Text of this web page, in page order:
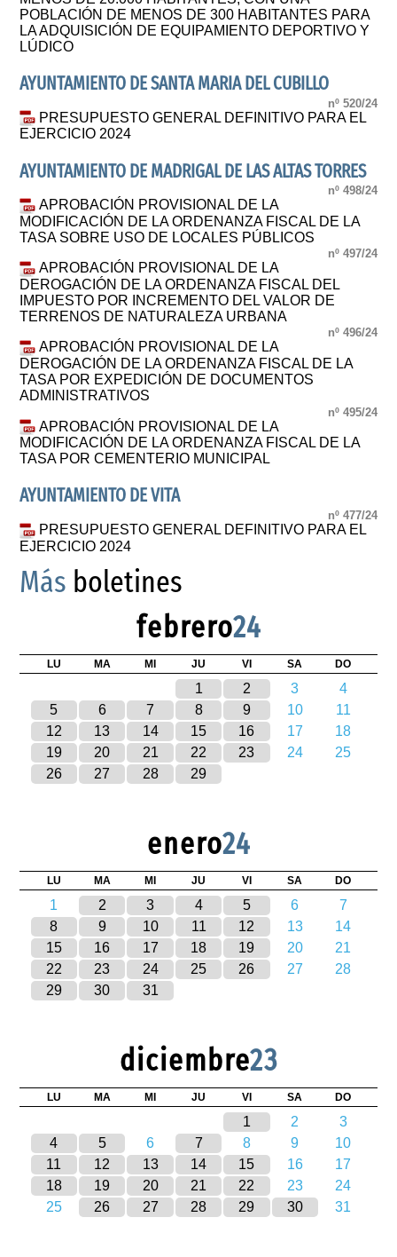
POBLACIÓN DE MENOS DE 300 HABITANTES PARA
LA ADQUISICIÓN DE EQUIPAMIENTO DEPORTIVO Y
LÚDICO
AYUNTAMIENTO DE SANTA MARIA DEL CUBILLO
nº 520/24
PRESUPUESTO GENERAL DEFINITIVO PARA EL
EJERCICIO 2024
AYUNTAMIENTO DE MADRIGAL DE LAS ALTAS TORRES
nº 498/24
APROBACIÓN PROVISIONAL DE LA
MODIFICACIÓN DE LA ORDENANZA FISCAL DE LA
TASA SOBRE USO DE LOCALES PÚBLICOS
nº 497/24
APROBACIÓN PROVISIONAL DE LA
DEROGACIÓN DE LA ORDENANZA FISCAL DEL
IMPUESTO POR INCREMENTO DEL VALOR DE
TERRENOS DE NATURALEZA URBANA
nº 496/24
APROBACIÓN PROVISIONAL DE LA
DEROGACIÓN DE LA ORDENANZA FISCAL DE LA
TASA POR EXPEDICIÓN DE DOCUMENTOS
ADMINISTRATIVOS
nº 495/24
APROBACIÓN PROVISIONAL DE LA
MODIFICACIÓN DE LA ORDENANZA FISCAL DE LA
TASA POR CEMENTERIO MUNICIPAL
AYUNTAMIENTO DE VITA
nº 477/24
PRESUPUESTO GENERAL DEFINITIVO PARA EL
EJERCICIO 2024
Más boletines
febrero24
LU MA MI JU VI SA DO
1 2 3
4
5
6 7 8 9 10
11
12
13 14 15 16 17
18
19
20 21 22 23 24
25
26
27 28 29
enero24
LU MA MI JU VI SA DO
1 2 3 4 5 6
7
8
9 10 11 12 13
14
15
16 17 18 19 20
21
22
23 24 25 26 27
28
29
30 31
diciembre23
LU MA MI JU VI SA DO
1 2
3
4
5 6 7 8 9
10
11
12 13 14 15 16
17
18
19 20 21 22 23
24
25
26 27 28 29 30 31